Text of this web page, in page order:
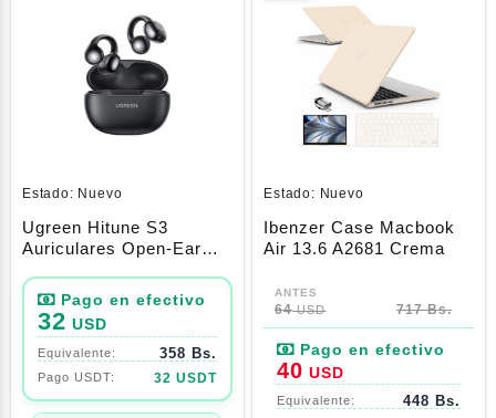
Estado: Nuevo
Ugreen Hitune S3
Auriculares Open-Ear
32 USD
358 Bs.
32 USDT
Estado: Nuevo
Ibenzer Case Macbook
Air 13.6 A2681 Crema
64USD 717 Bs.
40 USD
448 Bs.